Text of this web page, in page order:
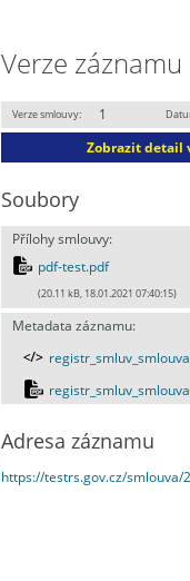
Verze záznamu
Verze smlouvy: 1
Zobrazit detail
Soubory
Přílohy smlouvy:
pdf-test.pdf
(20.11 kB, 18.01.2021 07:40:15)
Metadata záznamu:
Adresa záznamu
https://testrs.gov.cz/smlouva/